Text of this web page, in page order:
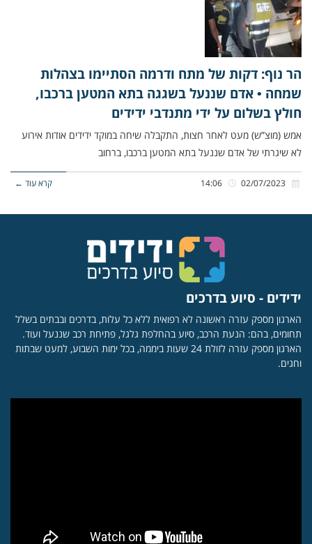
הר נוף: דקות של מתח ודרמה הסתיימו בצהלות
שמחה • אדם שננעל בשגגה בתא המטען ברכבו,
חולץ בשלום על ידי מתנדבי ידידים
אמש (מוצ”ש) מעט לאחר חצות, התקבלה שיחה במוקד ידידים אודות אירוע
לא שיגרתי של אדם שננעל בתא המטען ברכבו, ברחוב
קרא עוד ←
ידידים - סיוע בדרכים
הארגון מספק עזרה ראשונה לא רפואית ללא כל עלות, בדרכים ובבתים בשלל
תחומים, בהם: הנעת הרכב, סיוע בהחלפת גלגל, פתיחת רכב שננעל ועוד.
הארגון מספק עזרה לזולת 24 שעות ביממה, בכל ימות השבוע, למעט שבתות
וחגים.